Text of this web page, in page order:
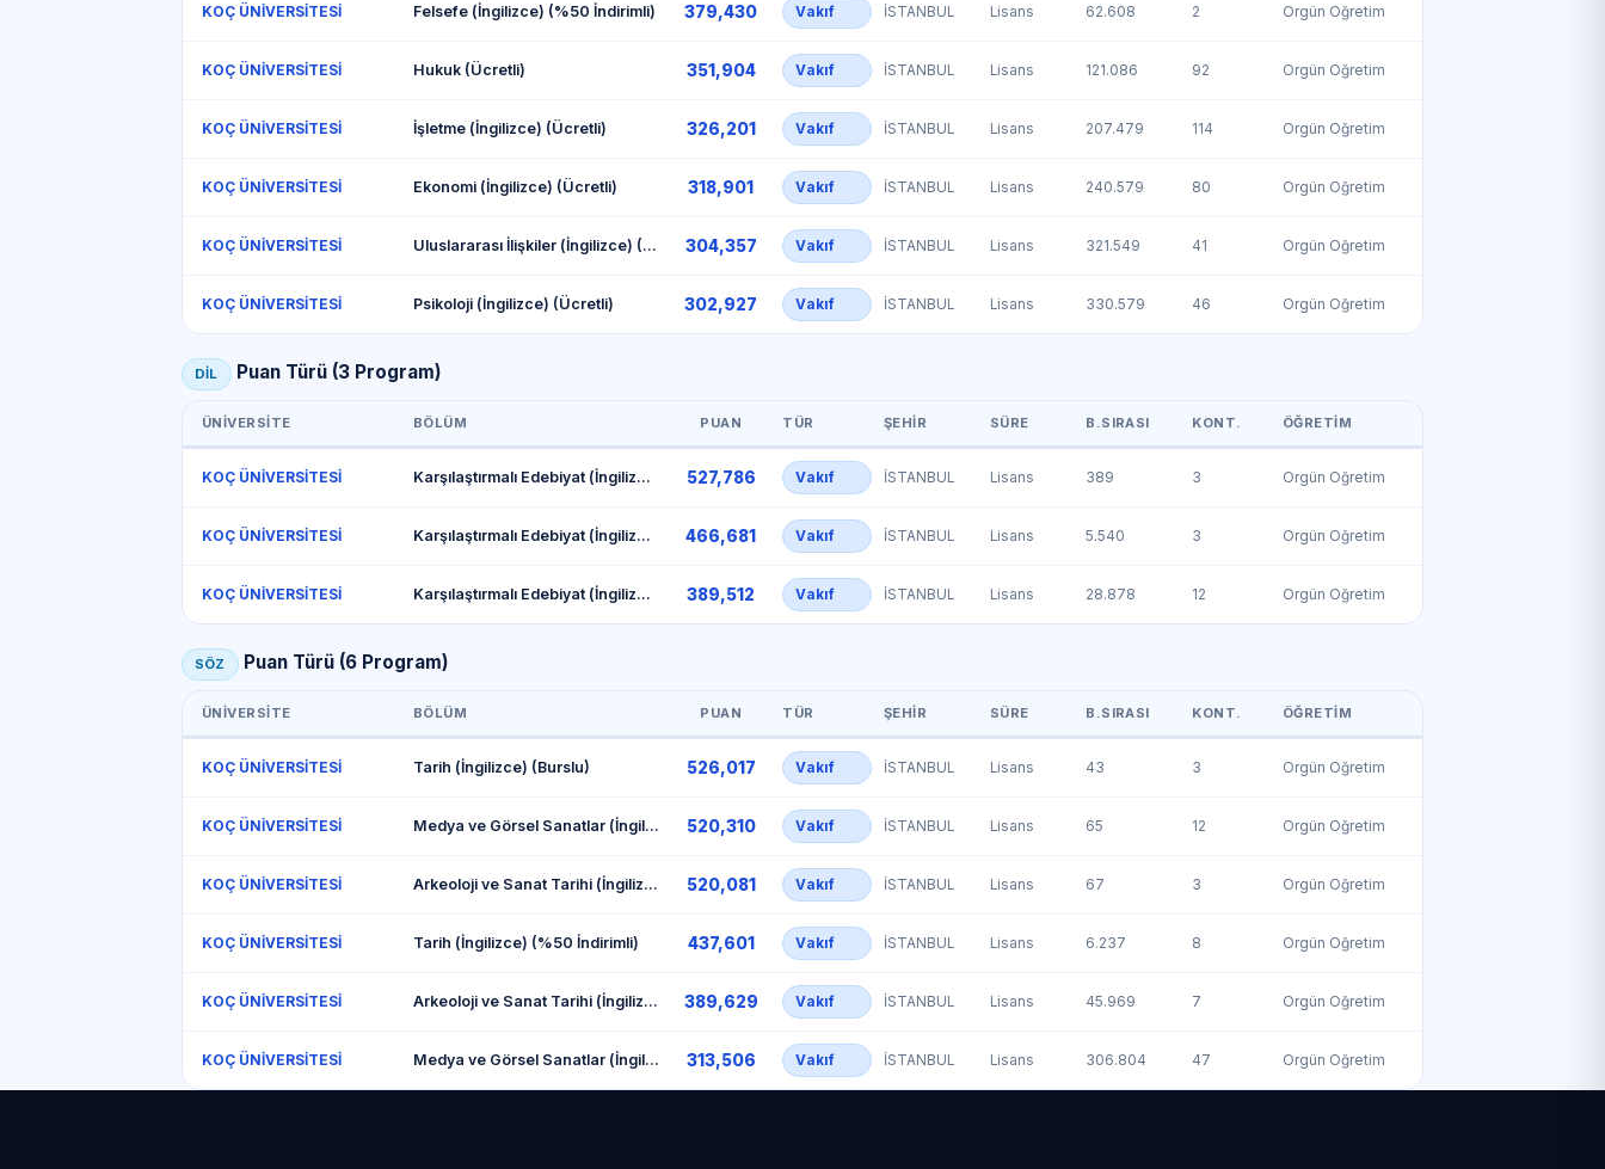
KOÇ ÜNİVERSİTESİ Felsefe (İngilizce) (%50 İndirimli) 379,430 Vakıf İSTANBUL Lisans 62.608 2 Örgün Öğretim
KOÇ ÜNİVERSİTESİ Hukuk (Ücretli) 351,904 Vakıf İSTANBUL Lisans 121.086 92 Örgün Öğretim
KOÇ ÜNİVERSİTESİ İşletme (İngilizce) (Ücretli) 326,201 Vakıf İSTANBUL Lisans 207.479 114 Örgün Öğretim
KOÇ ÜNİVERSİTESİ Ekonomi (İngilizce) (Ücretli) 318,901 Vakıf İSTANBUL Lisans 240.579 80 Örgün Öğretim
KOÇ ÜNİVERSİTESİ Uluslararası İlişkiler (İngilizce) (Ücretli) 304,357 Vakıf İSTANBUL Lisans 321.549 41 Örgün Öğretim
KOÇ ÜNİVERSİTESİ Psikoloji (İngilizce) (Ücretli) 302,927 Vakıf İSTANBUL Lisans 330.579 46 Örgün Öğretim
DİL Puan Türü (3 Program)
ÜNIVERSITE BÖLÜM PUAN TÜR ŞEHIR SÜRE B.SIRASI KONT. ÖĞRETIM
KOÇ ÜNİVERSİTESİ Karşılaştırmalı Edebiyat (İngilizce) (Burslu) 527,786 Vakıf İSTANBUL Lisans 389 3 Örgün Öğretim
KOÇ ÜNİVERSİTESİ Karşılaştırmalı Edebiyat (İngilizce) (%50 İndirimli) 466,681 Vakıf İSTANBUL Lisans 5.540 3 Örgün Öğretim
KOÇ ÜNİVERSİTESİ Karşılaştırmalı Edebiyat (İngilizce) (Ücretli) 389,512 Vakıf İSTANBUL Lisans 28.878 12 Örgün Öğretim
SÖZ Puan Türü (6 Program)
ÜNIVERSITE BÖLÜM PUAN TÜR ŞEHIR SÜRE B.SIRASI KONT. ÖĞRETIM
KOÇ ÜNİVERSİTESİ Tarih (İngilizce) (Burslu) 526,017 Vakıf İSTANBUL Lisans 43 3 Örgün Öğretim
KOÇ ÜNİVERSİTESİ Medya ve Görsel Sanatlar (İngilizce) (Burslu) 520,310 Vakıf İSTANBUL Lisans 65 12 Örgün Öğretim
KOÇ ÜNİVERSİTESİ Arkeoloji ve Sanat Tarihi (İngilizce) (Burslu) 520,081 Vakıf İSTANBUL Lisans 67 3 Örgün Öğretim
KOÇ ÜNİVERSİTESİ Tarih (İngilizce) (%50 İndirimli) 437,601 Vakıf İSTANBUL Lisans 6.237 8 Örgün Öğretim
KOÇ ÜNİVERSİTESİ Arkeoloji ve Sanat Tarihi (İngilizce) (%50 İndirimli) 389,629 Vakıf İSTANBUL Lisans 45.969 7 Örgün Öğretim
KOÇ ÜNİVERSİTESİ Medya ve Görsel Sanatlar (İngilizce) (Ücretli) 313,506 Vakıf İSTANBUL Lisans 306.804 47 Örgün Öğretim